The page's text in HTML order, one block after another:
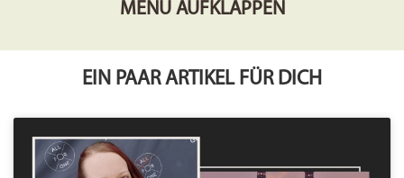
MENÜ AUFKLAPPEN
EIN PAAR ARTIKEL FÜR DICH